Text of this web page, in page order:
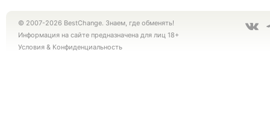
© 2007-2026 BestChange. Знаем, где обменять!
Информация на сайте предназначена для лиц 18+
Условия & Конфиденциальность